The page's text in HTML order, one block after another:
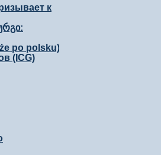
к
po polsku)
(ICG)